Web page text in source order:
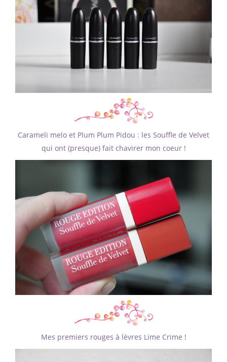
Carameli melo et Plum Plum Pidou : les Souffle de Velvet
qui ont (presque) fait chavirer mon coeur !
Mes premiers rouges à lèvres Lime Crime !